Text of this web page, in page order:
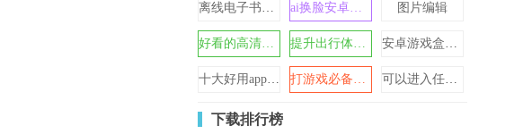
离线电子书阅读器app合集 ai换脸安卓版手机版 图片编辑
好看的高清动态壁纸大全 提升出行体验的打车软件 安卓游戏盒子哪个好2024
十大好用app软件免费有哪些 打游戏必备工具大全 可以进入任何网站的浏览器
下载排行榜